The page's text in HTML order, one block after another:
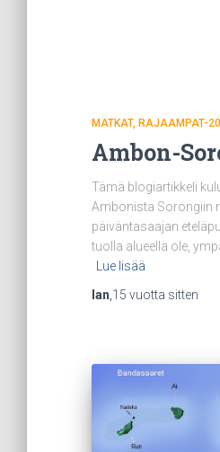
MATKAT RAJAAMPAT-
Ambon-
Tämä blogiartikkeli
Ambonista Sorongiin
päiväntasaajan
tuolla alueella ole,
Lue lisää
Ian 15 vuotta sitten